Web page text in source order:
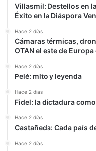
Villasmil: Destellos en
Éxito en la Diáspora
Hace 2 días
Cámaras térmicas,
OTAN el este de
Hace 2 días
Pelé: mito y leyenda
Hace 2 días
Fidel: la dictadura
Hace 2 días
Castañeda: Cada país
Hace 2 días